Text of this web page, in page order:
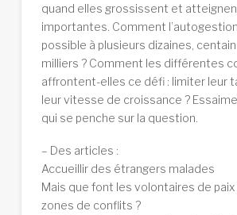
quand elles grossissent et
importantes. Comment
possible à plusieurs dizaines,
milliers ? Comment les différentes
affrontent-elles ce défi : limiter leur
leur vitesse de croissance ?
qui se penche sur la question.
– Des articles :
Accueillir des étrangers malades
Mais que font les volontaires de paix
zones de conflits ?